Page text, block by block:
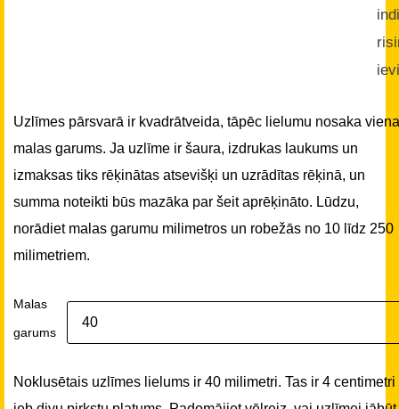
Uzlīmes pārsvarā ir kvadrātveida, tāpēc lielumu nosaka
malas garums. Ja uzlīme ir šaura, izdrukas laukums un
izmaksas tiks rēķinātas atsevišķi un uzrādītas rēķinā, un
summa noteikti būs mazāka par šeit aprēķināto. Lūdzu,
norādiet malas garumu milimetros un robežās no 10 līdz 250
milimetriem.
Malas
garums
Noklusētais uzlīmes lielums ir 40 milimetri. Tas ir 4 centimetri